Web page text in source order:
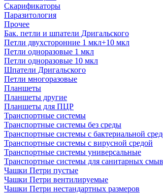
Скарификаторы
Паразитология
Прочее
Бак. петли и шпатели Дригальского
Петли двухсторонние 1 мкл+10 мкл
Петли одноразовые 1 мкл
Петли одноразовые 10 мкл
Шпатели Дригальского
Петли многоразовые
Планшеты
Планшеты другие
Планшеты для ПЦР
Транспортные системы
Транспортные системы без среды
Транспортные системы с бактериальной
Транспортные системы с вирусной средой
Транспортные системы универсальные
Транспортные системы для санитарных
Чашки Петри пустые
Чашки Петри вентилируемые
Чашки Петри нестандартных размеров